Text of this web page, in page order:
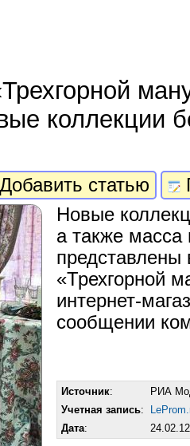
коллекции
Добавить статью
Новые
а также масса
«Трехгорной
интернет-
сообщении
Источник:
РИА
Учетная запись:
Дата: 24.02.12